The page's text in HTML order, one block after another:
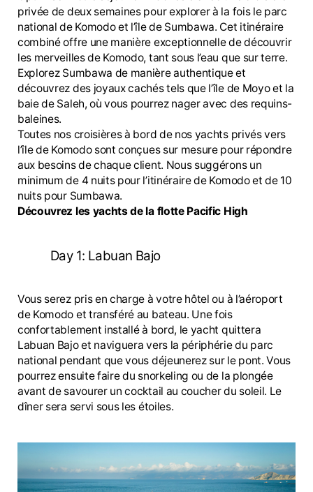
privée de deux semaines pour explorer à la fois le parc
national de Komodo et l’île de Sumbawa. Cet itinéraire
combiné offre une manière exceptionnelle de découvrir
les merveilles de Komodo, tant sous l’eau que sur terre.
Explorez Sumbawa de manière authentique et
découvrez des joyaux cachés tels que l’île de Moyo et la
baie de Saleh, où vous pourrez nager avec des requins-
baleines.
Toutes nos croisières à bord de nos yachts privés vers
l’île de Komodo sont conçues sur mesure pour répondre
aux besoins de chaque client. Nous suggérons un
minimum de 4 nuits pour l’itinéraire de Komodo et de 10
nuits pour Sumbawa.
Découvrez les yachts de la flotte Pacific High
Day 1: Labuan Bajo
Vous serez pris en charge à votre hôtel ou à l’aéroport
de Komodo et transféré au bateau. Une fois
confortablement installé à bord, le yacht quittera
Labuan Bajo et naviguera vers la périphérie du parc
national pendant que vous déjeunerez sur le pont. Vous
pourrez ensuite faire du snorkeling ou de la plongée
avant de savourer un cocktail au coucher du soleil. Le
dîner sera servi sous les étoiles.